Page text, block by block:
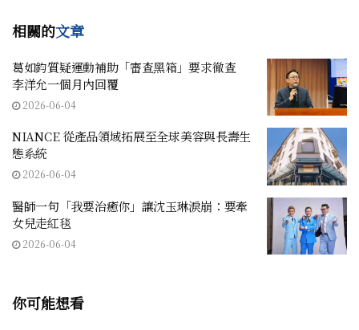
相關的文章
葛如鈞質疑運動補助「審查黑箱」要求徹查
李洋允一個月內回覆
2026-06-04
NIANCE 從產品領域拓展至全球美容與長壽生
態系統
2026-06-04
醫師一句「我要治癒你」讓沈玉琳淚崩：要牽
女兒走紅毯
2026-06-04
你可能想看